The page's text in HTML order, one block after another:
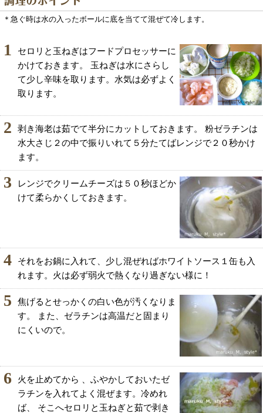
＊急ぐ時は水の入ったボールに底を当てて混ぜて冷します。
1
セロリと玉ねぎはフードプロセッサーに
かけておきます。 玉ねぎは水にさらし
て少し辛味を取ります。水気は必ずよく
取ります。
2
剥き海老は茹でて半分にカットしておきます。 粉ゼラチンは
水大さじ２の中で振りいれて５分たてばレンジで２０秒かけ
ます。
3
レンジでクリームチーズは５０秒ほどか
けて柔らかくしておきます。
4
それをお鍋に入れて、少し混ぜればホワイトソース１缶も入
れます。火は必ず弱火で熱くなり過ぎない様に！
5
焦げるとせっかくの白い色が汚くなりま
す。 また、ゼラチンは高温だと固まり
にくいので。
6
火を止めてから 、ふやかしておいたゼ
ラチンを入れてよく混ぜます。冷めれ
ば、 そこへセロリと玉ねぎと茹で剥き